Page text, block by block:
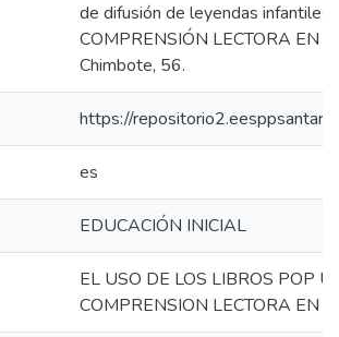
de difusión de leyendas infantiles
COMPRENSIÓN LECTORA EN
Chimbote, 56.
https://
es
EDUCACIÓN INICIAL
EL USO DE LOS LIBROS POP
COMPRENSION LECTORA EN